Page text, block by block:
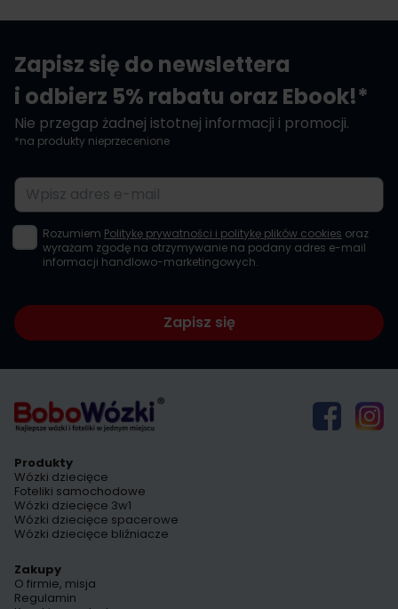
Zapisz się do newslettera
i odbierz 5% rabatu oraz Ebook!*
Nie przegap żadnej istotnej informacji i promocji.
*na produkty nieprzecenione
Adres e-mail
Rozumiem Politykę prywatności i politykę plików cookies oraz
wyrażam zgodę na otrzymywanie na podany adres e-mail
informacji handlowo-marketingowych.
Zapisz się
Produkty
Wózki dziecięce
Foteliki samochodowe
Wózki dziecięce 3w1
Wózki dziecięce spacerowe
Wózki dziecięce bliźniacze
Zakupy
O firmie, misja
Regulamin